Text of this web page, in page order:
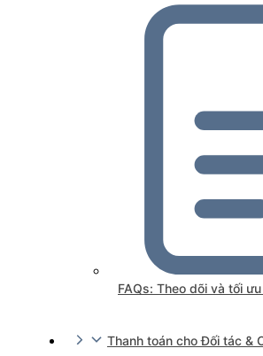
FAQs: Theo dõi và tối
Thanh toán cho Đối tác &